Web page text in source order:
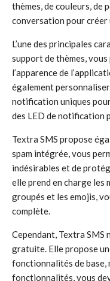
thèmes, de couleurs, de
conversation pour créer
L’une des principales
support de thèmes,
l’apparence de
également
notification uniques
des LED de notification
Textra SMS propose
spam intégrée, vous
indésirables et de
elle prend en charge les
groupés et les emojis,
complète.
Cependant, Textra SMS
gratuite. Elle propose
fonctionnalités de base,
fonctionnalités, vous